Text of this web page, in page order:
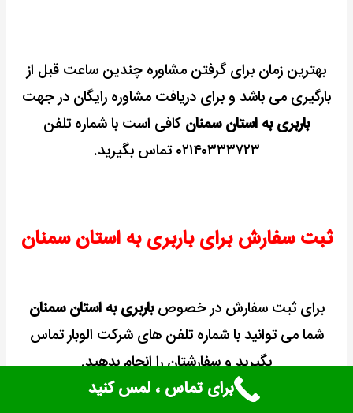
بهترین زمان برای گرفتن مشاوره چندین ساعت قبل از
بارگیری می باشد و برای دریافت مشاوره رایگان در جهت
باربری به استان سمنان کافی است با شماره تلفن
۰۲۱۴۰۳۳۳۷۲۳ تماس بگیرید.
ثبت سفارش برای باربری به استان سمنان
برای ثبت سفارش در خصوصباربری به استان سمنان
شما می توانید با شماره تلفن های شرکت الوبار تماس
بگیرید و سفارشتان را انجام بدهید.
برای تماس ، لمس کنید